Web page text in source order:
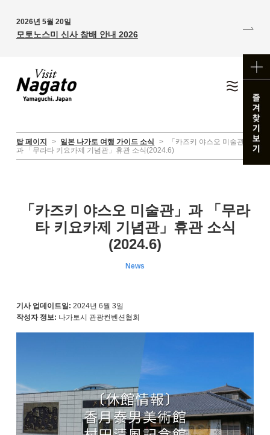
2026년 5월 20일
모토노스미 신사 참배 안내 2026
탑 페이지 > 일본 나가토 여행 가이드 소식 >
「카즈키 야스오 미술관」
과 「무라타 키요카제 기념관」휴관 소식(2024.6)
「카즈키 야스오 미술관」과 「무라
타 키요카제 기념관」휴관 소식
(2024.6)
News
기사 업데이트일: 2024년 6월 3일
작성자 정보: 나가토시 관광컨벤션협회